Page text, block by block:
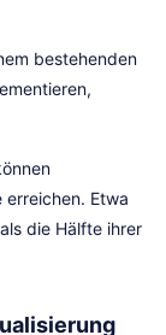
bestehenden
erreichen. Etwa
die Hälfte ihrer